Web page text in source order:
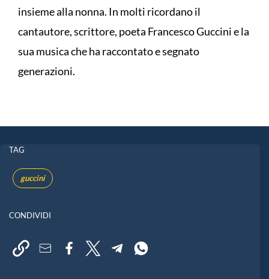
insieme alla nonna. In molti ricordano il
cantautore, scrittore, poeta Francesco Guccini e la
sua musica che ha raccontato e segnato
generazioni.
TAG
guccini
CONDIVIDI